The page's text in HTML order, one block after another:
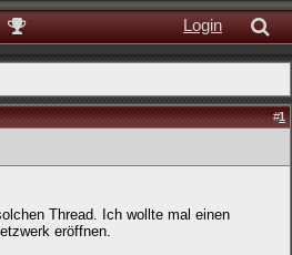
Login
#1
Thread. Ich wollte mal einen
eröffnen.